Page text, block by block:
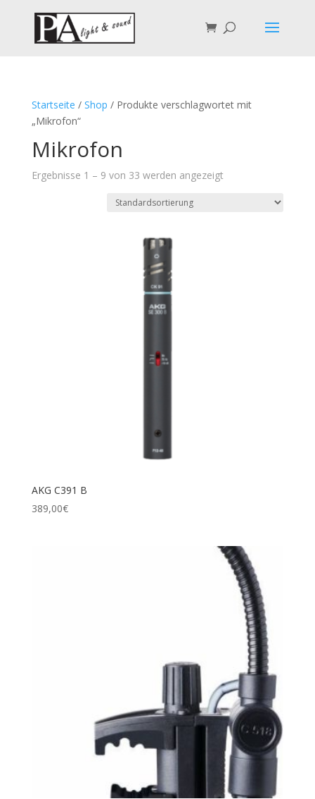
Startseite / Shop / Produkte verschlagwortet mit
„Mikrofon“
Mikrofon
Ergebnisse 1 – 9 von 33 werden angezeigt
AKG C391 B
389,00€